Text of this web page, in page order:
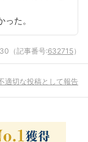
た。
（記事番号:632715）
適切な投稿として報告